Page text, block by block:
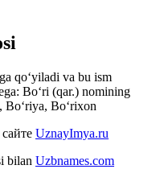
qo‘yiladi va bu ism
Bo‘ri (qar.) nomining
Bo‘riya, Bo‘rixon
UznayImya.ru
bilan Uzbnames.com